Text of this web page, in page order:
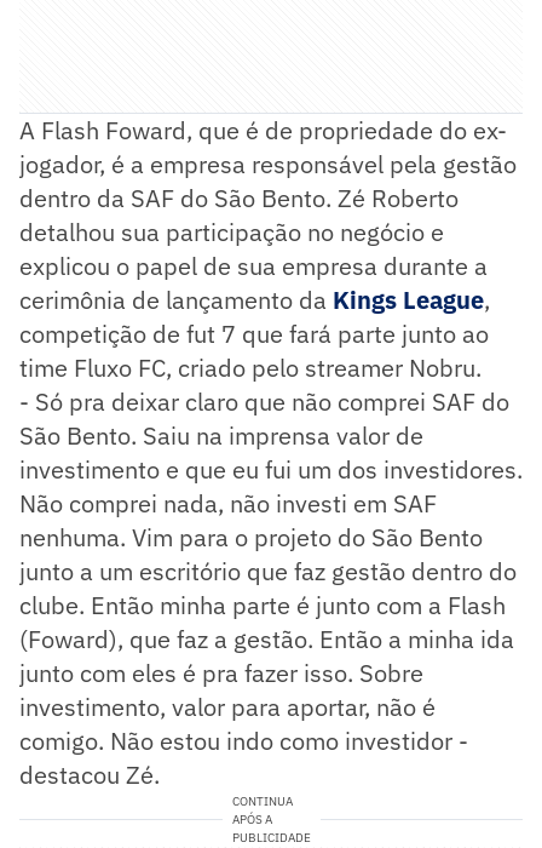
A Flash Foward, que é de propriedade do ex-
jogador, é a empresa responsável pela gestão
dentro da SAF do São Bento. Zé Roberto
detalhou sua participação no negócio e
explicou o papel de sua empresa durante a
cerimônia de lançamento da Kings League,
competição de fut 7 que fará parte junto ao
time Fluxo FC, criado pelo streamer Nobru.
- Só pra deixar claro que não comprei SAF do
São Bento. Saiu na imprensa valor de
investimento e que eu fui um dos investidores.
Não comprei nada, não investi em SAF
nenhuma. Vim para o projeto do São Bento
junto a um escritório que faz gestão dentro do
clube. Então minha parte é junto com a Flash
(Foward), que faz a gestão. Então a minha ida
junto com eles é pra fazer isso. Sobre
investimento, valor para aportar, não é
comigo. Não estou indo como investidor -
destacou Zé.
CONTINUA
APÓS A
PUBLICIDADE